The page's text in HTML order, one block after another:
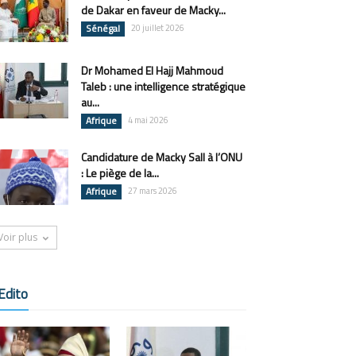
de Dakar en faveur de Macky...
Sénégal 20 juillet 2026
Dr Mohamed El Hajj Mahmoud
Taleb : une intelligence stratégique
au...
Afrique 4 mai 2026
Candidature de Macky Sall à l’ONU
: Le piège de la...
Afrique 27 mars 2026
plus